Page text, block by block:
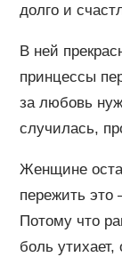
долго и
В ней
принцессы
за любовь
случилась,
Женщине
пережить это
Потому что
боль